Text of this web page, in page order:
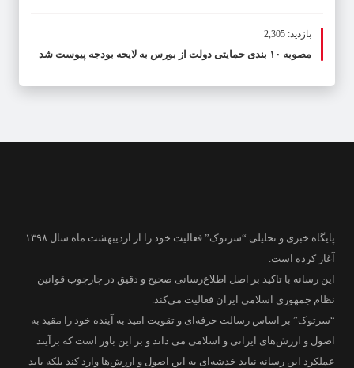
بازدید: 2,305
مصوبه ۱۰ بندی حمایتی دولت از بورس به لایحه بودجه پیوست شد
پایگاه خبری و تحلیلی “سرتوک” فعالیت خود را از اردیبهشت ماه سال ۱۳۹۸
آغاز کرده است.
این رسانه با تاکید بر اصل اطلاع‌رسانی صحیح و دقیق در چارچوب قوانین
نظام جمهوری اسلامی ایران فعالیت می‌کند.
“سرتوک” بر اساس رسالت حرفه‌ای و تقویت امید به آینده خود را مقید به
اصول و ارزش‌های ایرانی و اسلامی می داند و بر این باور است که برآیند
عملکرد این رسانه نباید خدشه‌ای به این اصول و ارزش‌ها وارد کند بلکه باید